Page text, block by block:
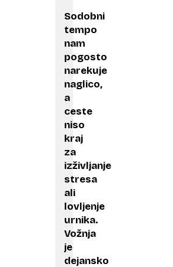
Sodobni
tempo
nam
pogosto
narekuje
naglico,
a
ceste
niso
kraj
za
izživljanje
stresa
ali
lovljenje
urnika.
Vožnja
je
dejansko